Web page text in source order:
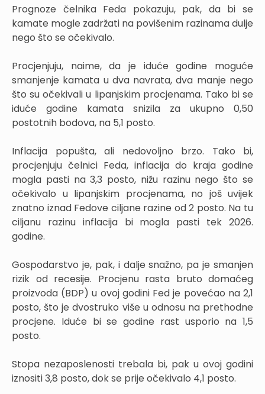
Prognoze čelnika Feda pokazuju, pak, da bi se
kamate mogle zadržati na povišenim razinama dulje
nego što se očekivalo.
Procjenjuju, naime, da je iduće godine moguće
smanjenje kamata u dva navrata, dva manje nego
što su očekivali u lipanjskim procjenama. Tako bi se
iduće godine kamata snizila za ukupno 0,50
postotnih bodova, na 5,1 posto.
Inflacija popušta, ali nedovoljno brzo. Tako bi,
procjenjuju čelnici Feda, inflacija do kraja godine
mogla pasti na 3,3 posto, nižu razinu nego što se
očekivalo u lipanjskim procjenama, no još uvijek
znatno iznad Fedove ciljane razine od 2 posto. Na tu
ciljanu razinu inflacija bi mogla pasti tek 2026.
godine.
Gospodarstvo je, pak, i dalje snažno, pa je smanjen
rizik od recesije. Procjenu rasta bruto domaćeg
proizvoda (BDP) u ovoj godini Fed je povećao na 2,1
posto, što je dvostruko više u odnosu na prethodne
procjene. Iduće bi se godine rast usporio na 1,5
posto.
Stopa nezaposlenosti trebala bi, pak u ovoj godini
iznositi 3,8 posto, dok se prije očekivalo 4,1 posto.